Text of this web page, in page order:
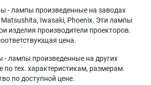
- лампы произведенные на заводах
Matsushita, Iwasaki, Phoenix. Эти лампы
изделия производители проекторов.
цена.
лампы произведенные на других
по тех. характеристикам, размерам.
по доступной цене.